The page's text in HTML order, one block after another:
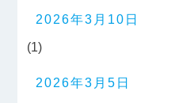
2026年3月10日
(1)
2026年3月5日